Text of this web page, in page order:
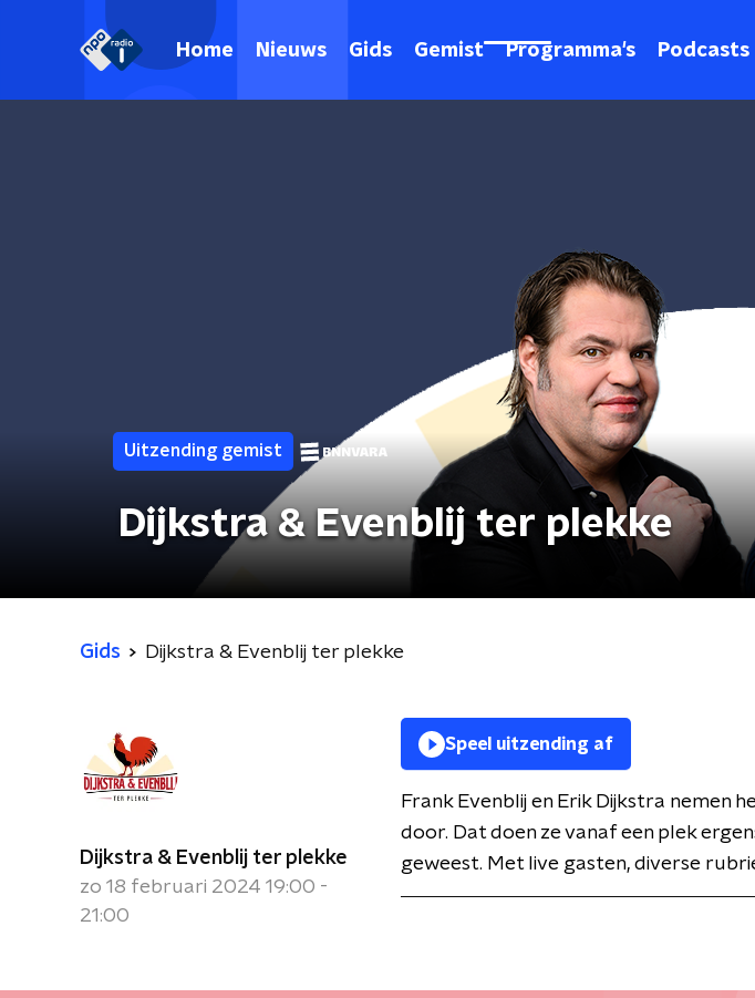
Home Nieuws Gids Gemist Programma's Podcasts
Uitzending gemist
Dijkstra & Evenblij ter plekke
Gids Dijkstra & Evenblij ter plekke
Dijkstra & Evenblij ter plekke
zo 18 februari 2024 19:00 -
21:00
Speel uitzending af
Frank Evenblij en Erik Dijkstra nemen
door. Dat doen ze vanaf een plek
geweest. Met live gasten, diverse